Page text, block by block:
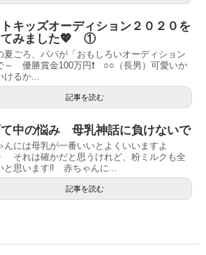
キッズオーディション２０２０を
てみました💖 ①
夏ごろ、パパが「おもしろいオーディション
～ 優勝賞金100万円❗️ ○○（長男）可愛いか
けるか...
記事を読む
中の悩み 母乳神話に負けないで
んには母乳が一番いいとよくいいますよ
それは確かだと思うけれど、粉ミルクも全
と思います‼ 赤ちゃんに...
記事を読む